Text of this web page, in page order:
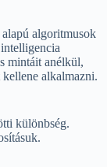
algoritmusok
mintáit anélkül,
kellene alkalmazni.
különbség.